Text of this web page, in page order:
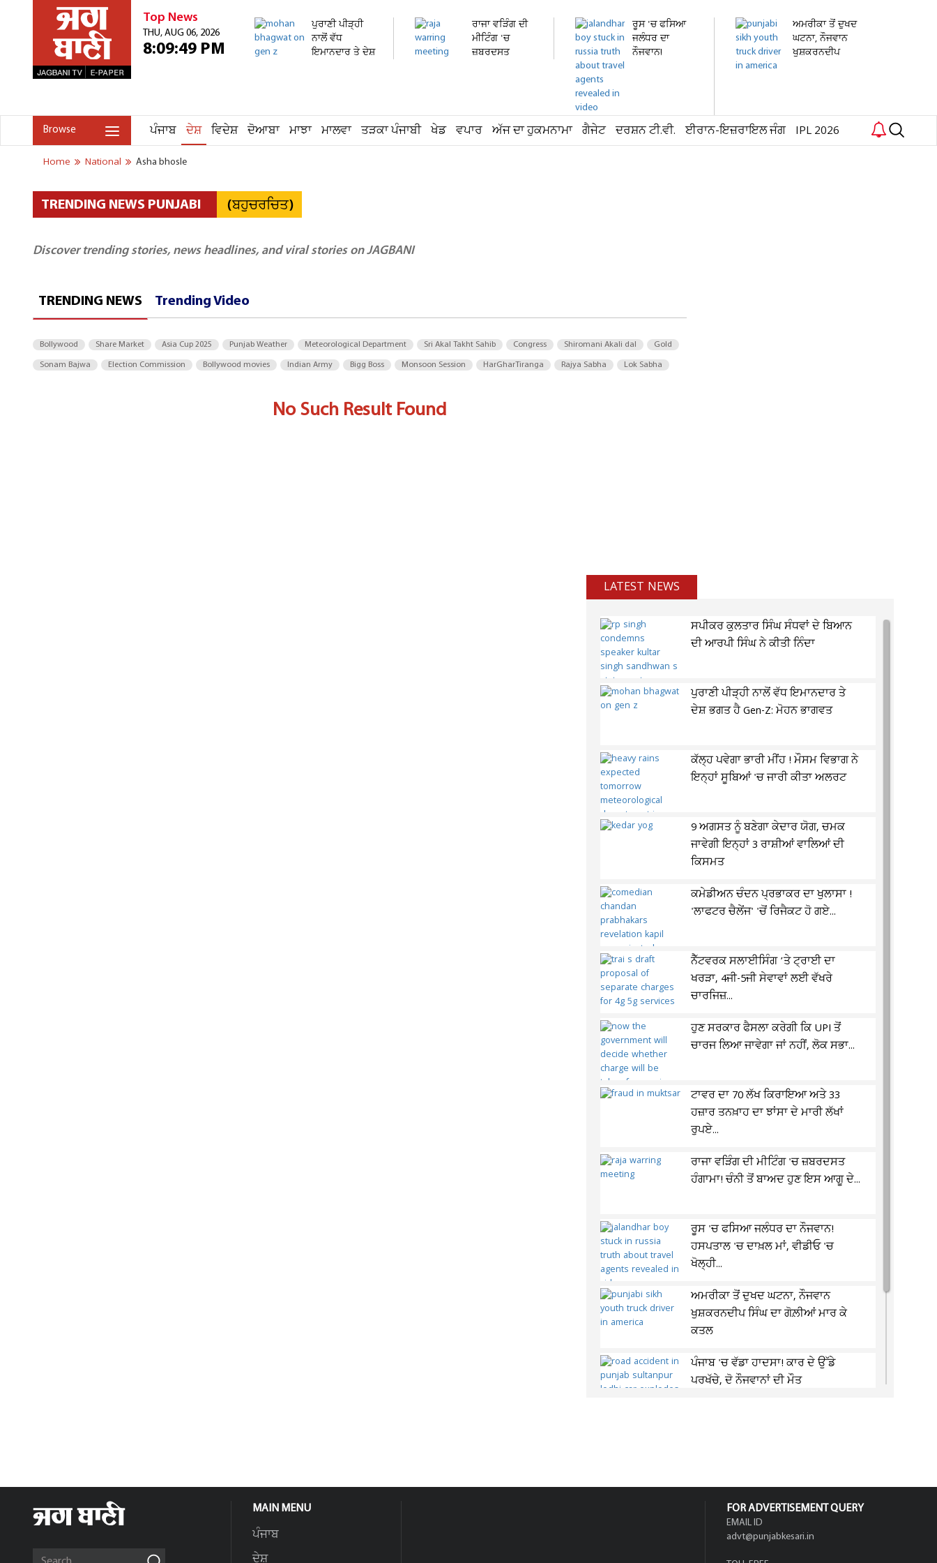
Top News
THU, AUG 06, 2026
8:09:49 PM
ਪੁਰਾਣੀ ਪੀੜ੍ਹੀ
ਨਾਲੋਂ ਵੱਧ
ਇਮਾਨਦਾਰ ਤੇ ਦੇਸ਼
ਰਾਜਾ ਵੜਿੰਗ ਦੀ
ਮੀਟਿੰਗ 'ਚ
ਜ਼ਬਰਦਸਤ
ਰੂਸ 'ਚ ਫਸਿਆ
ਜਲੰਧਰ ਦਾ
ਨੌਜਵਾਨ!
ਅਮਰੀਕਾ ਤੋਂ ਦੁਖਦ
ਘਟਨਾ, ਨੌਜਵਾਨ
ਖੁਸ਼ਕਰਨਦੀਪ
Browse ਪੰਜਾਬ ਦੇਸ਼ ਵਿਦੇਸ਼ ਦੋਆਬਾ ਮਾਝਾ ਮਾਲਵਾ ਤੜਕਾ ਪੰਜਾਬੀ ਖੇਡ ਵਪਾਰ ਅੱਜ ਦਾ ਹੁਕਮਨਾਮਾ ਗੈਜੇਟ ਦਰਸ਼ਨ ਟੀ.ਵੀ. ਈਰਾਨ-ਇਜ਼ਰਾਇਲ ਜੰਗ IPL 2026
Home National Asha bhosle
TRENDING NEWS PUNJABI (ਬਹੁਚਰਚਿਤ)
Discover trending stories, news headlines, and viral stories on JAGBANI
TRENDING NEWS Trending Video
Bollywood Share Market Asia Cup 2025 Punjab Weather Meteorological Department Sri Akal Takht Sahib Congress Shiromani Akali dal Gold
Sonam Bajwa Election Commission Bollywood movies Indian Army Bigg Boss Monsoon Session HarGharTiranga Rajya Sabha Lok Sabha
No Such Result Found
LATEST NEWS
ਸਪੀਕਰ ਕੁਲਤਾਰ ਸਿੰਘ ਸੰਧਵਾਂ ਦੇ ਬਿਆਨ
ਦੀ ਆਰਪੀ ਸਿੰਘ ਨੇ ਕੀਤੀ ਨਿੰਦਾ
ਪੁਰਾਣੀ ਪੀੜ੍ਹੀ ਨਾਲੋਂ ਵੱਧ ਇਮਾਨਦਾਰ ਤੇ
ਦੇਸ਼ ਭਗਤ ਹੈ Gen-Z: ਮੋਹਨ ਭਾਗਵਤ
ਕੱਲ੍ਹ ਪਵੇਗਾ ਭਾਰੀ ਮੀਂਹ ! ਮੌਸਮ ਵਿਭਾਗ ਨੇ
ਇਨ੍ਹਾਂ ਸੂਬਿਆਂ 'ਚ ਜਾਰੀ ਕੀਤਾ ਅਲਰਟ
9 ਅਗਸਤ ਨੂੰ ਬਣੇਗਾ ਕੇਦਾਰ ਯੋਗ, ਚਮਕ
ਜਾਵੇਗੀ ਇਨ੍ਹਾਂ 3 ਰਾਸ਼ੀਆਂ ਵਾਲਿਆਂ ਦੀ
ਕਿਸਮਤ
ਕਮੇਡੀਅਨ ਚੰਦਨ ਪ੍ਰਭਾਕਰ ਦਾ ਖੁਲਾਸਾ !
'ਲਾਫਟਰ ਚੈਲੇਂਜ' 'ਚੋਂ ਰਿਜੈਕਟ ਹੋ ਗਏ...
ਨੈੱਟਵਰਕ ਸਲਾਈਸਿੰਗ ’ਤੇ ਟ੍ਰਾਈ ਦਾ
ਖਰੜਾ, 4ਜੀ-5ਜੀ ਸੇਵਾਵਾਂ ਲਈ ਵੱਖਰੇ
ਚਾਰਜਿਜ਼...
ਹੁਣ ਸਰਕਾਰ ਫੈਸਲਾ ਕਰੇਗੀ ਕਿ UPI ਤੋਂ
ਚਾਰਜ ਲਿਆ ਜਾਵੇਗਾ ਜਾਂ ਨਹੀਂ, ਲੋਕ ਸਭਾ...
ਟਾਵਰ ਦਾ 70 ਲੱਖ ਕਿਰਾਇਆ ਅਤੇ 33
ਹਜ਼ਾਰ ਤਨਖ਼ਾਹ ਦਾ ਝਾਂਸਾ ਦੇ ਮਾਰੀ ਲੱਖਾਂ
ਰੁਪਏ...
ਰਾਜਾ ਵੜਿੰਗ ਦੀ ਮੀਟਿੰਗ 'ਚ ਜ਼ਬਰਦਸਤ
ਹੰਗਾਮਾ! ਚੰਨੀ ਤੋਂ ਬਾਅਦ ਹੁਣ ਇਸ ਆਗੂ ਦੇ...
ਰੂਸ 'ਚ ਫਸਿਆ ਜਲੰਧਰ ਦਾ ਨੌਜਵਾਨ!
ਹਸਪਤਾਲ 'ਚ ਦਾਖ਼ਲ ਮਾਂ, ਵੀਡੀਓ 'ਚ
ਖੋਲ੍ਹੀ...
ਅਮਰੀਕਾ ਤੋਂ ਦੁਖਦ ਘਟਨਾ, ਨੌਜਵਾਨ
ਖੁਸ਼ਕਰਨਦੀਪ ਸਿੰਘ ਦਾ ਗੋਲ਼ੀਆਂ ਮਾਰ ਕੇ
ਕਤਲ
ਪੰਜਾਬ 'ਚ ਵੱਡਾ ਹਾਦਸਾ! ਕਾਰ ਦੇ ਉੱਡੇ
ਪਰਖੱਚੇ, ਦੋ ਨੌਜਵਾਨਾਂ ਦੀ ਮੌਤ
MAIN MENU
ਪੰਜਾਬ
ਦੇਸ਼
FOR ADVERTISEMENT QUERY
EMAIL ID
advt@punjabkesari.in